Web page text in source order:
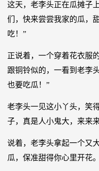
这天，老李头正在瓜摊子
们，快来尝尝我家的瓜，
吃！”
正说着，一个穿着花衣服
跟铜铃似的，一看到老李
也要吃瓜！”
老李头一见这小丫头，笑
子，真是人小鬼大，来来
说着，老李头拿起一个又
瓜，保准甜得你心里开花